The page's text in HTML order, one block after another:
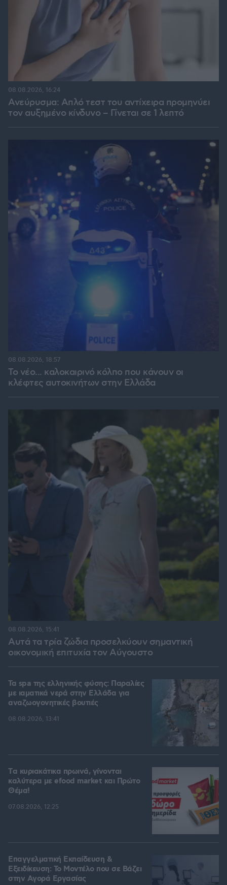
Ανεύρυσμα: Απλό τεστ του αντίχειρα προμηνύει
τον αυξημένο κίνδυνο – Γίνεται σε 1 λεπτό
08.08.2026, 16:24
Το νέο... καλοκαιρινό κόλπο που κάνουν οι
κλέφτες αυτοκινήτων στην Ελλάδα
08.08.2026, 18:57
Αυτά τα τρία ζώδια προσελκύουν σημαντική
οικονομική επιτυχία τον Αύγουστο
08.08.2026, 15:41
Τα spa της ελληνικής φύσης: Παραλίες
με ιαματικά νερά στην Ελλάδα για
αναζωογονητικές βουτιές
08.08.2026, 13:41
Tα κυριακάτικα πρωινά, γίνονται
καλύτερα με efood market και Πρώτο
Θέμα!
07.08.2026, 12:25
Επαγγελματική Εκπαίδευση &
Εξειδίκευση: Το Mοντέλο που σε Bάζει
στην Aγορά Eργασίας